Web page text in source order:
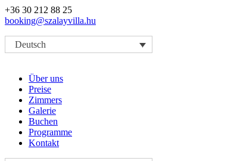
+36 30 212 88 25
booking@szalayvilla.hu
Deutsch
Über uns
Preise
Zimmers
Galerie
Buchen
Programme
Kontakt